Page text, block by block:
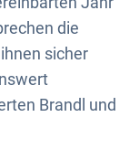
die
sicher
Brandl und